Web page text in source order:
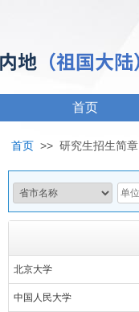
首页
首页 >> 研究生招生简章
北京大学
中国人民大学